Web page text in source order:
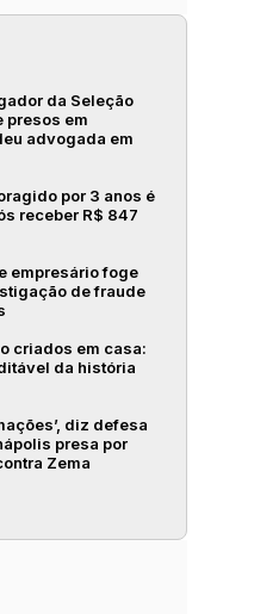
da Seleção
presos em
advogada em
por 3 anos é
receber R$ 847
empresário foge
de fraude
criados em casa:
da história
diz defesa
presa por
Zema